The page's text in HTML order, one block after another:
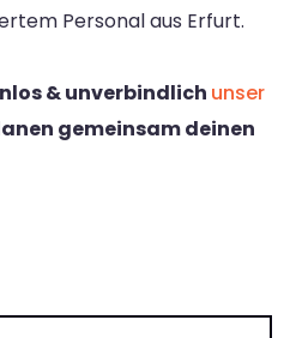
Personal aus Erfurt.
& unverbindlich unser
gemeinsam deinen